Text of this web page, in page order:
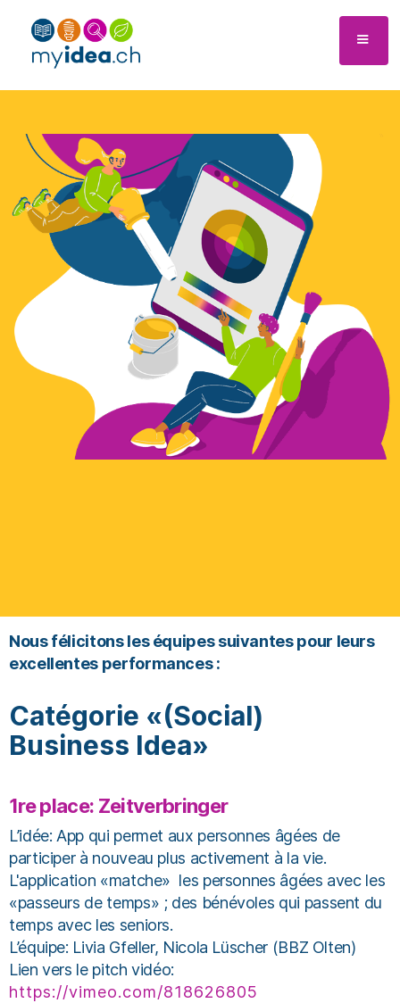
Nous félicitons les équipes suivantes pour leurs
excellentes performances :
Catégorie «(Social)
Business Idea»
1re place: Zeitverbringer
L’idée: App qui permet aux personnes âgées de
participer à nouveau plus activement à la vie.
L'application «matche» les personnes âgées avec les
«passeurs de temps» ; des bénévoles qui passent du
temps avec les seniors.
L’équipe: Livia Gfeller, Nicola Lüscher (BBZ Olten)
Lien vers le pitch vidéo:
https://vimeo.com/818626805